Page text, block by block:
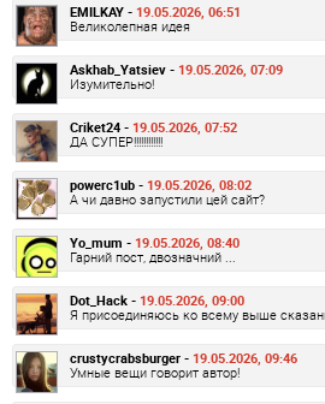
EMILKAY - 19.05.2026, 06:51
Великолепная идея
Askhab_Yatsiev - 19.05.2026, 07:09
Изумительно!
Criket24 - 19.05.2026, 07:52
ДА СУПЕР!!!!!!!!!!!!
powerc1ub - 19.05.2026, 08:02
А чи давно запустили цей сайт?
Yo_mum - 19.05.2026, 08:40
Гарний пост, двозначний ...
Dot_Hack - 19.05.2026, 09:00
Я присоединяюсь ко всему выше
crustycrabsburger - 19.05.2026, 09:46
Умные вещи говорит автор!